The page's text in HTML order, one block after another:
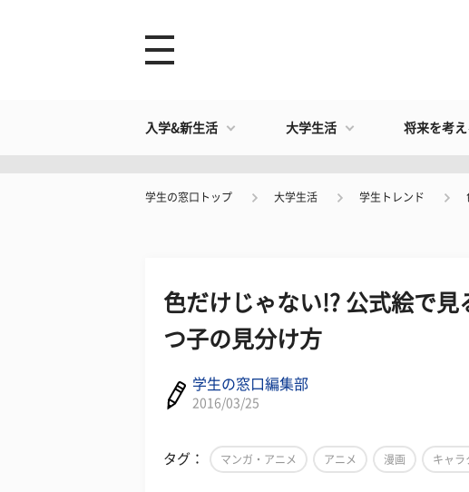
入学&新生活 大学生活 将来を考え
学生の窓口トップ 大学生活 学生トレンド
色だけじゃない!? 公式絵で
つ子の見分け方
学生の窓口編集部
2016/03/25
タグ： マンガ・アニメ アニメ 漫画 キャラ